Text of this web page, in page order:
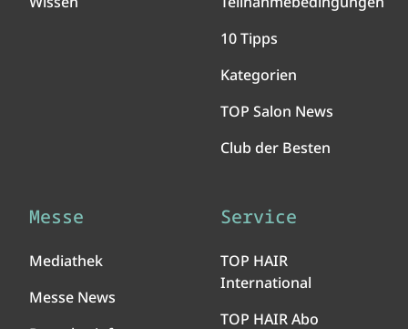
10 Tipps
Kategorien
TOP Salon News
Club der Besten
Messe
Mediathek
Messe News
Service
TOP HAIR
International
TOP HAIR Abo